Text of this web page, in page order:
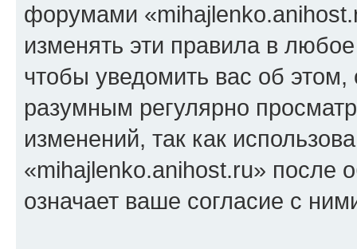
форумами
изменять эти правила в
чтобы уведомить вас об
разумным регулярно
изменений, так как
«mihajlenko.anihost.ru» после
означает ваше согласие с